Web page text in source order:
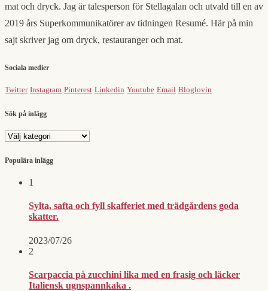
mat och dryck. Jag är talesperson för Stellagalan och utvald till en av
2019 års Superkommunikatörer av tidningen Resumé. Här på min
sajt skriver jag om dryck, restauranger och mat.
Sociala medier
Twitter Instagram Pinterest Linkedin Youtube Email Bloglovin
Sök på inlägg
Sök
inlägg
Populära inlägg
1
Sylta, safta och fyll skafferiet med trädgårdens goda
skatter.
2023/07/26
2
Scarpaccia på zucchini lika med en frasig och läcker
Italiensk ugnspannkaka .